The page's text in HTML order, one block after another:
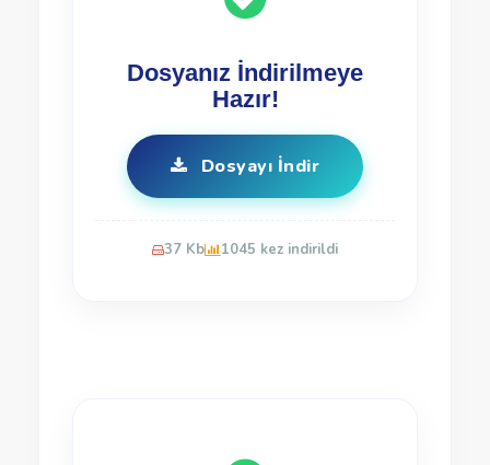
Dosyanız İndirilmeye
Hazır!
Dosyayı İndir
37 Kb 1045 kez indirildi